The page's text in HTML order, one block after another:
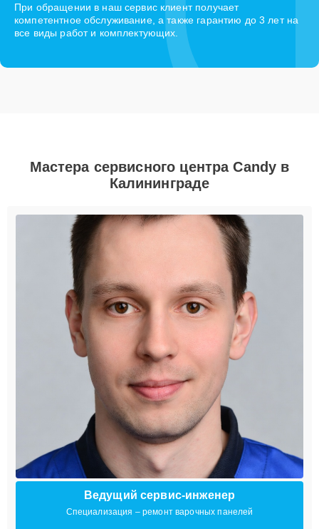
При обращении в наш сервис клиент получает
компетентное обслуживание, а также гарантию до 3 лет на
все виды работ и комплектующих.
Мастера сервисного центра Candy в
Калининграде
Ведущий сервис-инженер
Специализация – ремонт варочных панелей